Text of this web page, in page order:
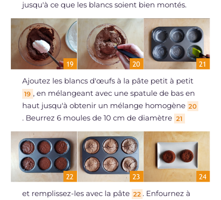
jusqu'à ce que les blancs soient bien montés.
Ajoutez les blancs d'œufs à la pâte petit à petit
19 , en mélangeant avec une spatule de bas en
haut jusqu'à obtenir un mélange homogène 20
. Beurrez 6 moules de 10 cm de diamètre 21
et remplissez-les avec la pâte 22 . Enfournez à